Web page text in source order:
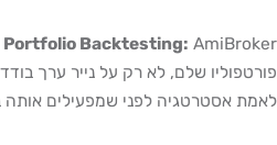
Portfolio Backtesting:
פורטפוליו שלם, לא רק על נייר ערך
לאמת אסטרטגיה לפני שמפעילים אותה